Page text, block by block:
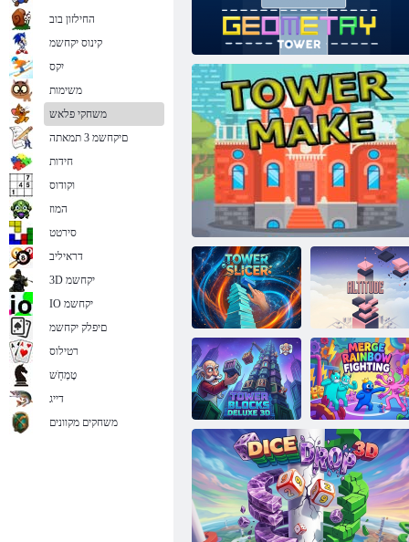
הירטמואיג לדגמ
ךופה לדגמ לדגמ רסיילס הַבֹוג
Tower Blocks
Deluxe 3D
תשק תוברק גוזימ
החילזון בוב
קינוס יקחשמ
יִקס
משימות
משחקי פלאש
םיקחשמ 3 תמאתה
חידות
וקודוס
המוז
סירטט
דראיליב
3D יקחשמ
IO יקחשמ
םיפלק יקחשמ
רטילוס
טָמְחַׁש
דייג
משחקים מקוונים